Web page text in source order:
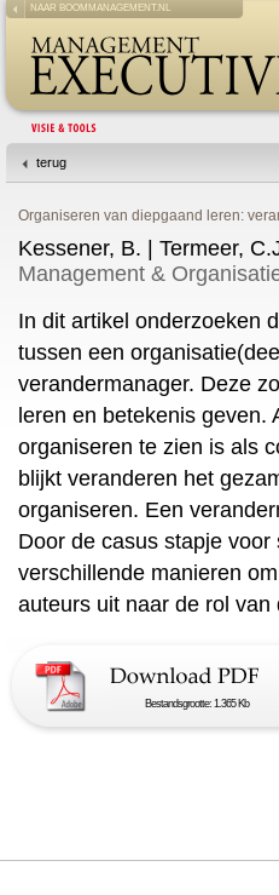
NAAR BOOMMANAGEMENT.NL
terug
Organiseren van diepgaand leren:
Kessener, B. | Termeer,
Management &
In dit artikel onderzoeken
tussen een
verandermanager. Deze
leren en betekenis
organiseren te zien is als
blijkt veranderen het
organiseren. Een
Door de casus stapje
verschillende manieren
auteurs uit naar de rol
Bestandsgrootte: 1.365 Kb